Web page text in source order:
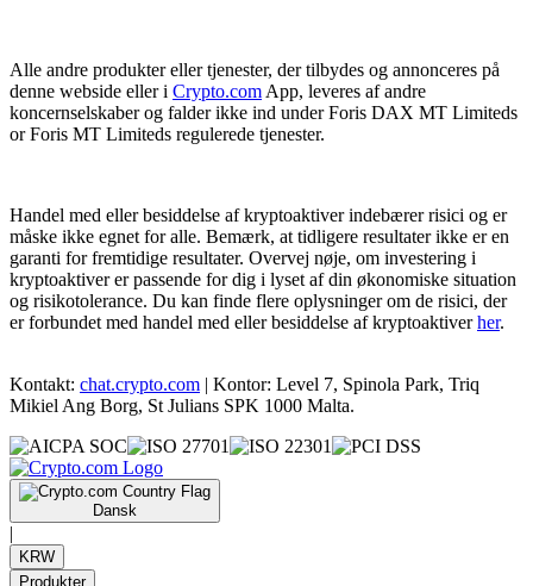
Alle andre produkter eller tjenester, der tilbydes og annonceres på
denne webside eller i Crypto.com App, leveres af andre
koncernselskaber og falder ikke ind under Foris DAX MT Limiteds
or Foris MT Limiteds regulerede tjenester.
Handel med eller besiddelse af kryptoaktiver indebærer risici og er
måske ikke egnet for alle. Bemærk, at tidligere resultater ikke er en
garanti for fremtidige resultater. Overvej nøje, om investering i
kryptoaktiver er passende for dig i lyset af din økonomiske situation
og risikotolerance. Du kan finde flere oplysninger om de risici, der
er forbundet med handel med eller besiddelse af kryptoaktiverher.
Kontakt: chat.crypto.com | Kontor: Level 7, Spinola Park, Triq
Mikiel Ang Borg, St Julians SPK 1000 Malta.
Dansk
|
KRW
Produkter